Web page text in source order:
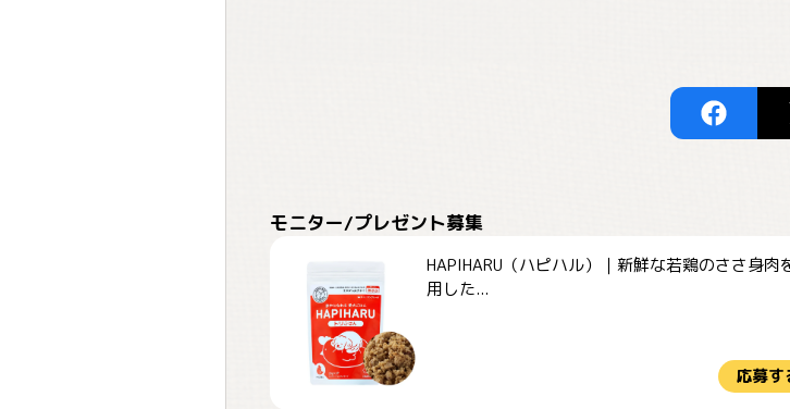
モニター/プレゼント募集
HAPIHARU（ハピハル）｜新鮮な若鶏のささ身肉
用した...
応募す